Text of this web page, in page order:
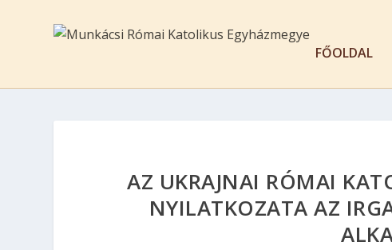
FŐOLDAL
AZ UKRAJNAI RÓMAI
NYILATKOZATA AZ